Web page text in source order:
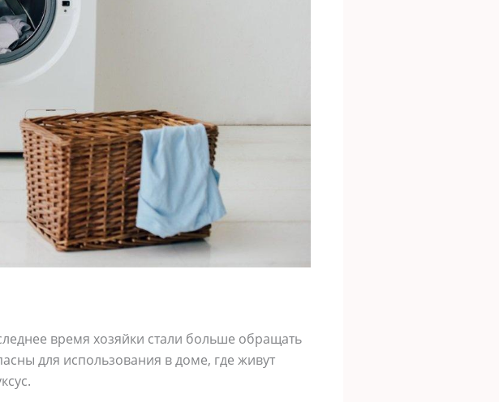
время хозяйки стали больше обращать
для использования в доме, где живут